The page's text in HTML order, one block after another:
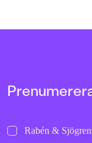
Rabén &